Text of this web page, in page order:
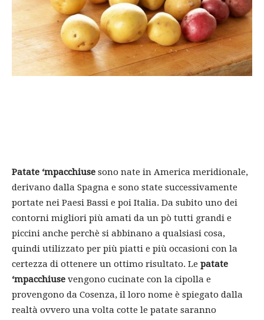
Patate ‘mpacchiuse sono nate in America meridionale,
derivano dalla Spagna e sono state successivamente
portate nei Paesi Bassi e poi Italia. Da subito uno dei
contorni migliori più amati da un pò tutti grandi e
piccini anche perchè si abbinano a qualsiasi cosa,
quindi utilizzato per più piatti e più occasioni con la
certezza di ottenere un ottimo risultato. Le patate
‘mpacchiuse vengono cucinate con la cipolla e
provengono da Cosenza, il loro nome è spiegato dalla
realtà ovvero una volta cotte le patate saranno